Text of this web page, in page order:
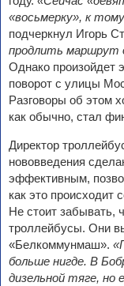
«восьмерку», к
подчеркнул Игорь
продлить маршрут
Однако произойдет
поворот с улицы
Разговоры об этом
как обычно, стал
Директор
нововведения
эффективным,
как это происходит
Не стоит забывать,
троллейбусы. Они
«Белкоммунмаш».
больше нигде. В
дизельной тяге, но